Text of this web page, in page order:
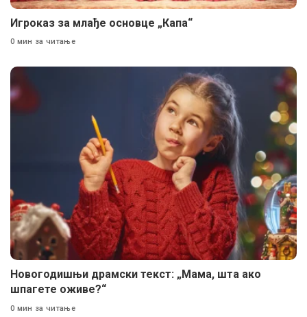
Игроказ за млађе основце „Капа“
0 мин за читање
Новогодишњи драмски текст: „Мама, шта ако
шпагете оживе?“
0 мин за читање